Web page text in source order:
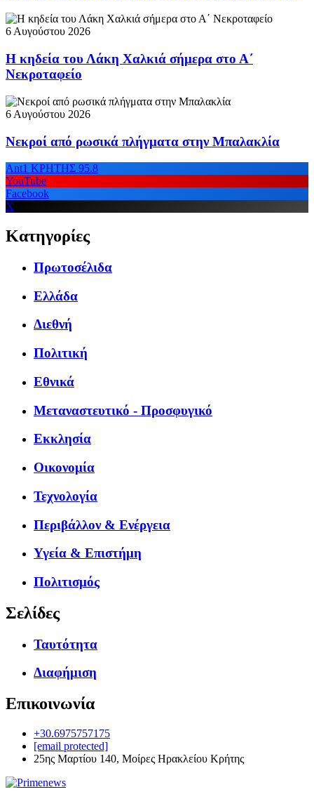
6 Αυγούστου 2026
Η κηδεία του Λάκη Χαλκιά σήμερα στο Α΄
Νεκροταφείο
6 Αυγούστου 2026
Νεκροί από ρωσικά πλήγματα στην Μπαλακλία
Ant1 ΚΡΗΤΗΣ 95.8
YouTube
Facebook
X
Κατηγορίες
Πρωτοσέλιδα
Ελλάδα
Διεθνή
Πολιτική
Εθνικά
Μεταναστευτικό - Προσφυγικό
Εκκλησία
Οικονομία
Τεχνολογία
Περιβάλλον & Ενέργεια
Υγεία & Επιστήμη
Πολιτισμός
Σελίδες
Ταυτότητα
Διαφήμιση
Επικοινωνία
+30.6975757175
[email protected]
25ης Μαρτίου 140, Μοίρες Ηρακλείου Κρήτης